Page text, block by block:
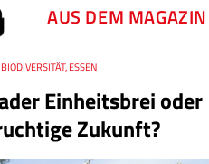
AUS DEM MAGAZIN
Einheitsbrei oder
Zukunft?
ESSEN